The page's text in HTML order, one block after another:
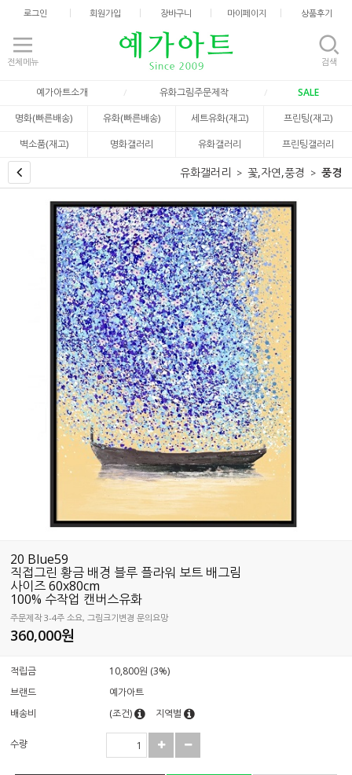
로그인 회원가입 장바구니 마이페이지 상품후기
전체메뉴 검색
예가아트소개 유화그림주문제작
SALE
명화(빠른배송)
유화(빠른배송) 세트유화(재고)
프린팅(재고)
벽소품(재고)
명화갤러리 유화갤러리 프린팅갤러리
유화갤러리 꽃,자연,풍경 풍경
20 Blue59
직접그린 황금 배경 블루 플라워 보트 배그림
사이즈 60x80cm
100% 수작업 캔버스유화
주문제작 3-4주 소요, 그림크기변경 문의요망
360,000원
적립금
10,800원 (3%)
브랜드
예가아트
배송비
(조건) 지역별
수량